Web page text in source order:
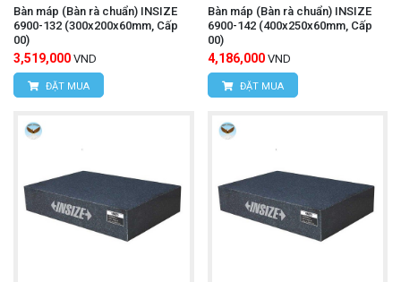
Bàn máp (Bàn rà chuẩn) INSIZE
6900-132 (300x200x60mm, Cấp
00)
3,519,000 VND
ĐẶT MUA
Bàn máp (Bàn rà chuẩn) INSIZE
6900-142 (400x250x60mm, Cấp
00)
4,186,000 VND
ĐẶT MUA